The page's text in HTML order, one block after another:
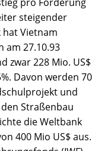
steigender
hat Vietnam
am 27.10.93
zwar 228 Mio. US$
Davon werden 70
und
Straßenbau
die Weltbank
400 Mio US$ aus.